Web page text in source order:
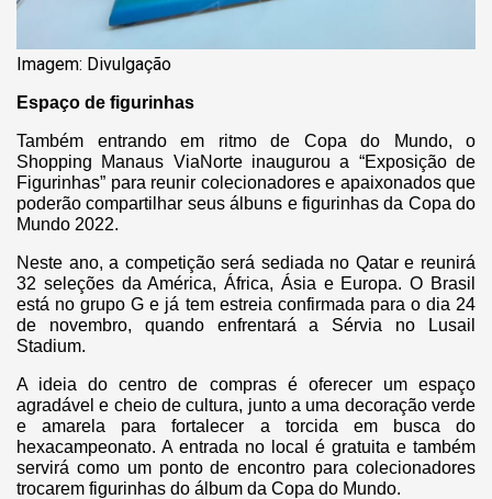
Imagem: Divulgação
Espaço de figurinhas
Também entrando em ritmo de Copa do Mundo, o
Shopping Manaus ViaNorte inaugurou a “Exposição de
Figurinhas” para reunir colecionadores e apaixonados que
poderão compartilhar seus álbuns e figurinhas da Copa do
Mundo 2022.
Neste ano, a competição será sediada no Qatar e reunirá
32 seleções da América, África, Ásia e Europa. O Brasil
está no grupo G e já tem estreia confirmada para o dia 24
de novembro, quando enfrentará a Sérvia no Lusail
Stadium.
A ideia do centro de compras é oferecer um espaço
agradável e cheio de cultura, junto a uma decoração verde
e amarela para fortalecer a torcida em busca do
hexacampeonato. A entrada no local é gratuita e também
servirá como um ponto de encontro para colecionadores
trocarem figurinhas do álbum da Copa do Mundo.